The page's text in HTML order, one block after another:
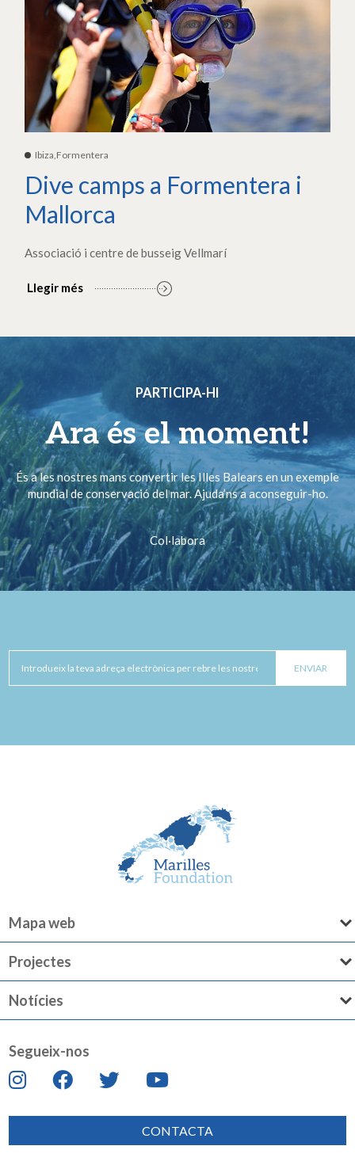
Ibiza,Formentera
Dive camps a Formentera i
Mallorca
Associació i centre de busseig Vellmarí
Llegir més
PARTICIPA-HI
Ara és el moment!
És a les nostres mans convertir les Illes Balears en un exemple
mundial de conservació del mar. Ajuda’ns a aconseguir-ho.
Col·labora
Mapa web
Projectes
Notícies
Segueix-nos
CONTACTA